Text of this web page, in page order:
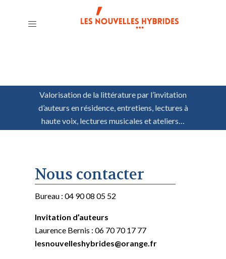
Valorisation de la littérature par l’invitation
d’auteurs en résidence, entretiens, lectures à
haute voix, lectures musicales et ateliers…
Nous contacter
Bureau : 04 90 08 05 52
Invitation d’auteurs
Laurence Bernis : 06 70 70 17 77
lesnouvelleshybrides@orange.fr